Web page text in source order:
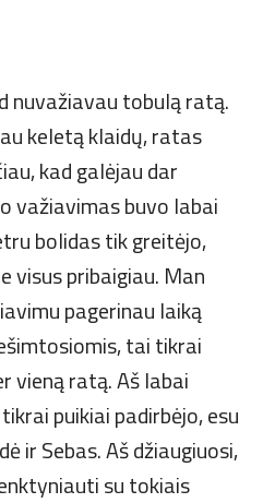
nuvažiavau tobulą ratą.
keletą klaidų, ratas
kad galėjau dar
važiavimas buvo labai
bolidas tik greitėjo,
visus pribaigiau. Man
pagerinau laiką
tai tikrai
vieną ratą. Aš labai
puikiai padirbėjo, esu
ir Sebas. Aš džiaugiuosi,
su tokiais